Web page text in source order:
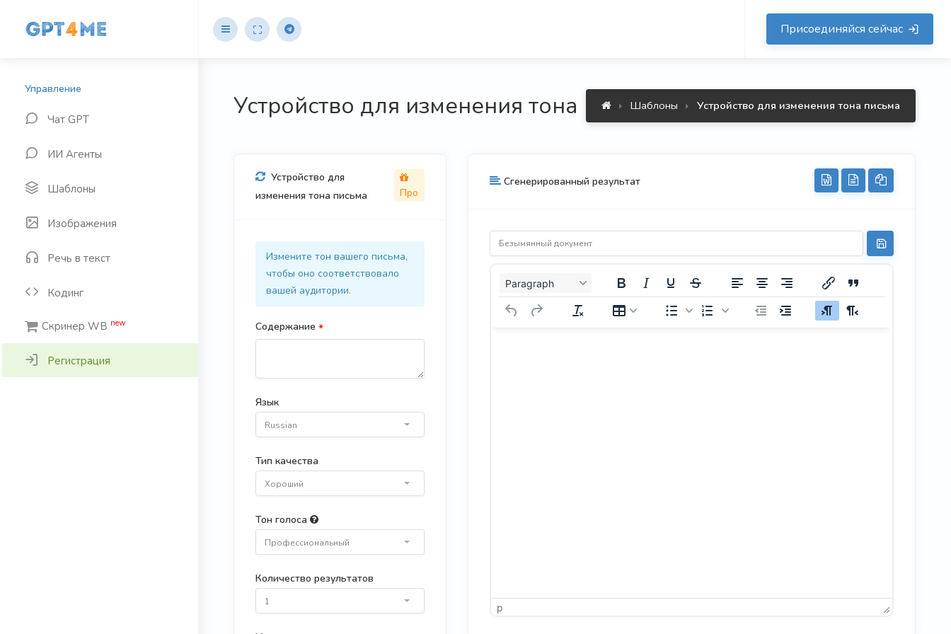
Присоединяйся сейчас
Чат GPT
ИИ Агенты
Шаблоны
Изображения
Речь в текст
Кодинг
Скринер WB new
Регистрация
Устройство для изменения тона письма
Шаблоны Устройство для изменения тона письма
Устройство для
изменения тона письма
Про
Измените тон вашего письма,
чтобы оно соответствовало
вашей аудитории.
Содержание *
Язык
Russian
Тип качества
Хороший
Тон голоса
Профессиональный
Количество результатов
1
Сгенерированный результат
Paragraph
p